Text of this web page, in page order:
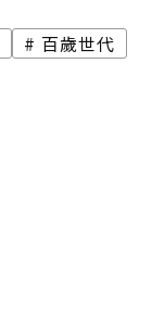
百歲世代